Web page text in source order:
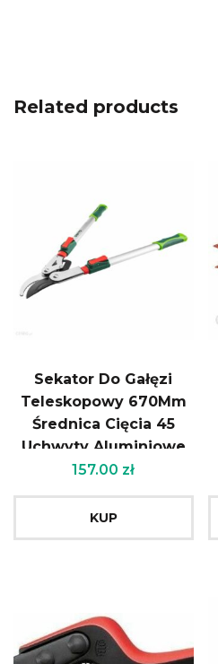
Related products
Sekator Do Gałęzi
Teleskopowy 670Mm
Średnica Cięcia 45
Uchwyty Aluminiowe
Verto
157.00 zł
KUP